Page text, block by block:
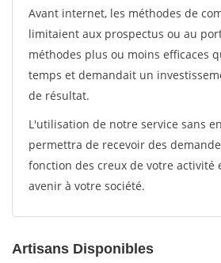
Avant internet, les méthodes de
limitaient aux prospectus ou au
méthodes plus ou moins efficaces
temps et demandait un
de résultat.
L'utilisation de notre service sans
permettra de recevoir des
fonction des creux de votre activité
avenir à votre société.
Artisans Disponibles